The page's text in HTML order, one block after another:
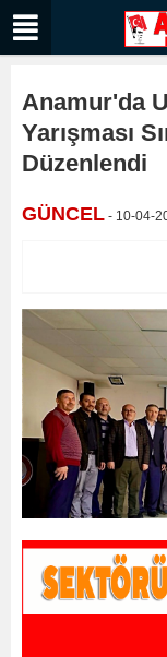
Anamur'da
Yarışması
Düzenlendi
GÜNCEL - 10-04-